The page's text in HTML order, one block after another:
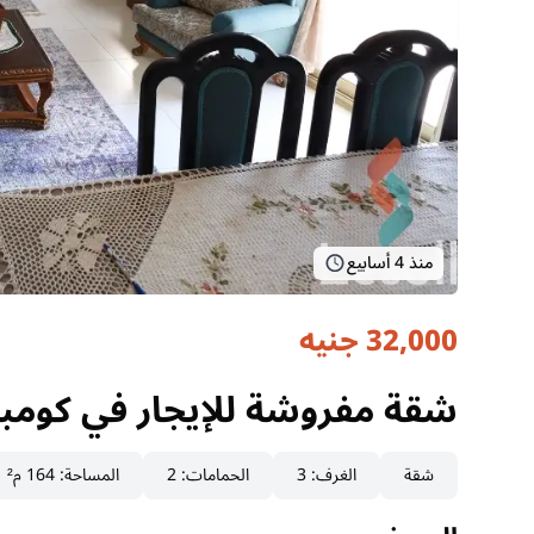
منذ 4 أسابيع
شقة مفروشة للإيجار في كومباوند
الجيزة, الشيخ زايد
32,000 جنيه
شقة مفروشة للإيجار في كومباوند
شقة الغرف:
3 الحمامات:
2 المساحة:164 م²